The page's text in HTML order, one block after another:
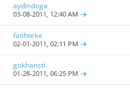
aydindoga
03-08-2011, 12:40 AM
fatihteke
02-01-2011,02:11 PM
gokhansti
01-28-2011,06:25 PM